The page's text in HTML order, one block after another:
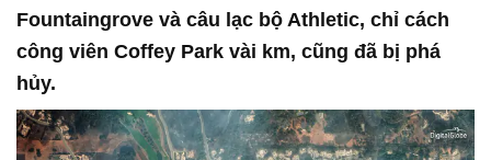
Fountaingrove và câu lạc bộ Athletic, chỉ cách
công viên Coffey Park vài km, cũng đã bị phá
hủy.